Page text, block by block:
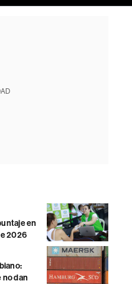
en
2026
no dan